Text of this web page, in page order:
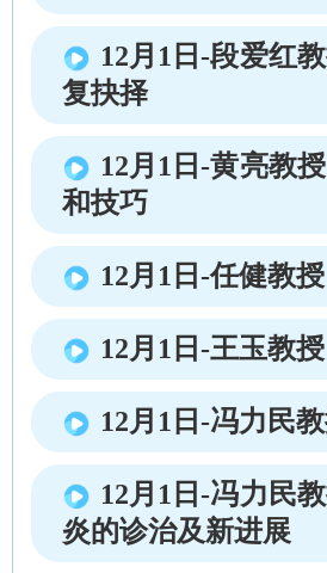
12月1日-段爱红
复抉择
12月1日-黄亮教
和技巧
12月1日-任健教
12月1日-王玉教
12月1日-冯力民
12月1日-冯力民
炎的诊治及新进展